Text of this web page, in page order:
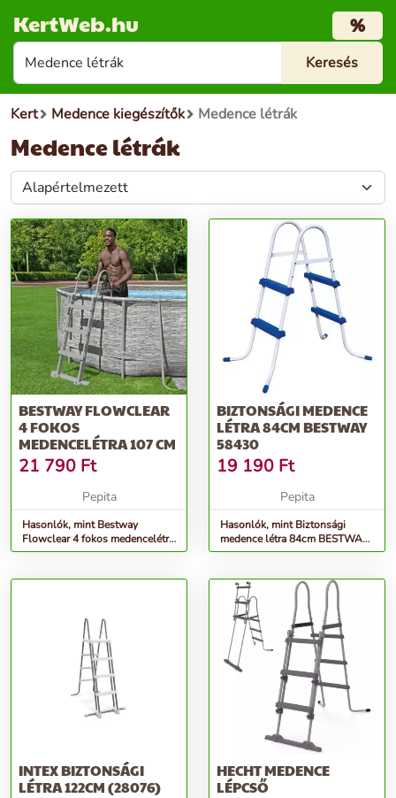
KertWeb.hu %
Kert Medence kiegészítők Medence létrák
Medence létrák
BESTWAY FLOWCLEAR
4 FOKOS
MEDENCELÉTRA 107 CM
21 790 Ft
Pepita
Hasonlók, mint Bestway
Flowclear 4 fokos medencelétra
107 cm
BIZTONSÁGI MEDENCE
LÉTRA 84CM BESTWAY
58430
19 190 Ft
Pepita
Hasonlók, mint Biztonsági
medence létra 84cm BESTWAY
58430
INTEX BIZTONSÁGI
LÉTRA 122CM (28076)
HECHT MEDENCE
LÉPCSŐ